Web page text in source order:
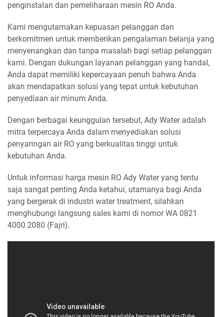
penginstalan dan pemeliharaan mesin RO Anda.
Kami mengutamakan kepuasan pelanggan dan
berkomitmen untuk memberikan pengalaman belanja yang
menyenangkan dan tanpa masalah bagi setiap pelanggan
kami. Dengan dukungan layanan pelanggan yang handal,
Anda dapat memiliki kepercayaan penuh bahwa Anda
akan mendapatkan solusi yang tepat untuk kebutuhan
penyediaan air minum Anda.
Dengan berbagai keunggulan tersebut, Ady Water adalah
mitra terpercaya Anda dalam menyediakan solusi
penyaringan air RO yang berkualitas tinggi untuk
kebutuhan Anda.
Untuk informasi harga mesin RO Ady Water yang tentu
saja sangat penting Anda ketahui, utamanya bagi Anda
yang bergerak di industri water treatment, silahkan
menghubungi langsung sales kami di nomor WA 0821
4000 2080 (Fajri).